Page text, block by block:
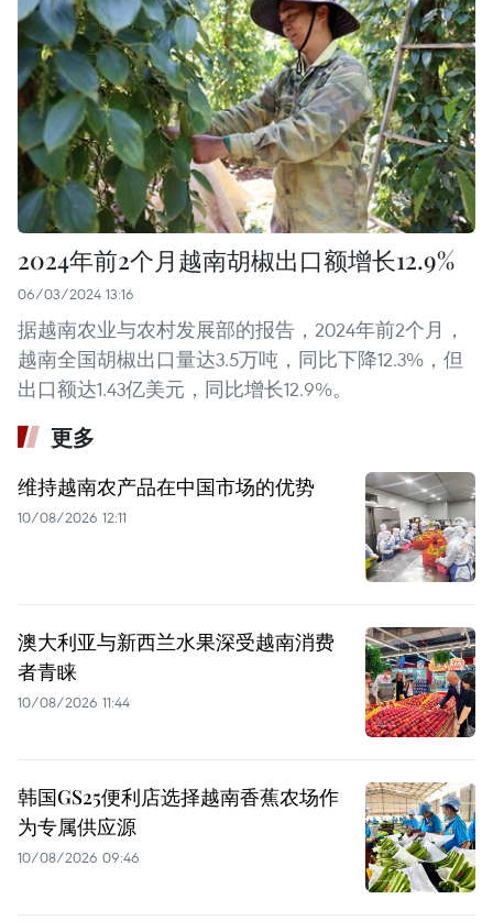
2024年前2个月越南胡椒出口额增长12.9%
06/03/2024 13:16
据越南农业与农村发展部的报告，2024年前2个月，
越南全国胡椒出口量达3.5万吨，同比下降12.3%，但
出口额达1.43亿美元，同比增长12.9%。
更多
维持越南农产品在中国市场的优势
10/08/2026 12:11
澳大利亚与新西兰水果深受越南消费
者青睐
10/08/2026 11:44
韩国GS25便利店选择越南香蕉农场作
为专属供应源
10/08/2026 09:46